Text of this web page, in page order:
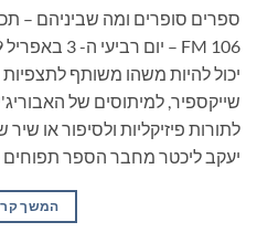
ספרים סופרים ומה שביניהם –
יכול להיות משהו משותף
שייקספיר, למיתוסים של
לתורות פיזיקליות ולסיפור או
יעקב ליכטר מחבר הספר תפוחים
המשך